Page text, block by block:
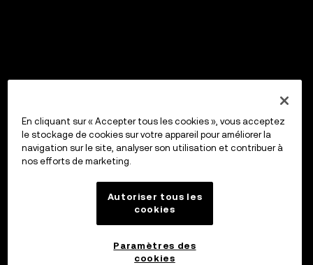
En cliquant sur « Accepter tous les cookies », vous acceptez
le stockage de cookies sur votre appareil pour améliorer la
navigation sur le site, analyser son utilisation et contribuer à
nos efforts de marketing.
Autoriser tous les
cookies
Paramètres des
cookies